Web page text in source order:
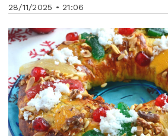
28/11/2025 • 21:06